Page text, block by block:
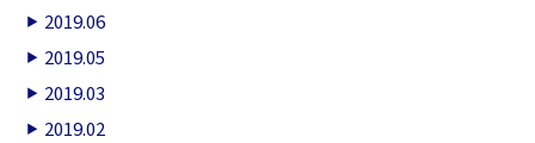
2019.06
2019.05
2019.03
2019.02